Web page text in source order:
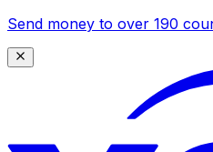
Send money to over 190